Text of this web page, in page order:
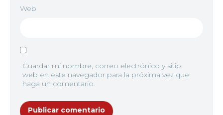
Web
Guardar mi nombre, correo electrónico y sitio
web en este navegador para la próxima vez que
haga un comentario.